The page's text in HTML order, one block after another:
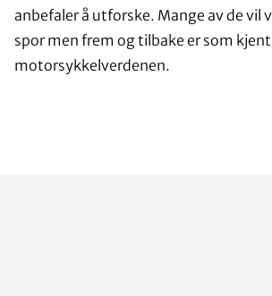
anbefaler å utforske. Mange av de
spor men frem og tilbake er som
motorsykkelverdenen.